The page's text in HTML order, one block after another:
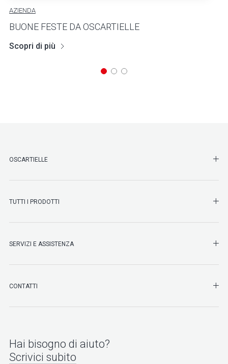
AZIENDA
BUONE FESTE DA OSCARTIELLE
Scopri di più
OSCARTIELLE
TUTTI I PRODOTTI
SERVIZI E ASSISTENZA
CONTATTI
Hai bisogno di aiuto?
Scrivici subito